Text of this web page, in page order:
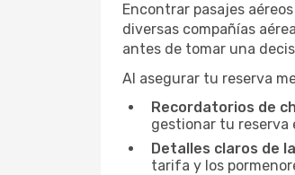
Encontrar pasajes
diversas compañías
antes de tomar una
Al asegurar tu reserva
Recordatorios de
gestionar tu reserva
Detalles claros de
tarifa y los